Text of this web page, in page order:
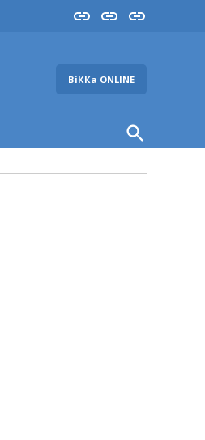
InstaYouTube
FB
ВіККа ONLINE
Open
Search